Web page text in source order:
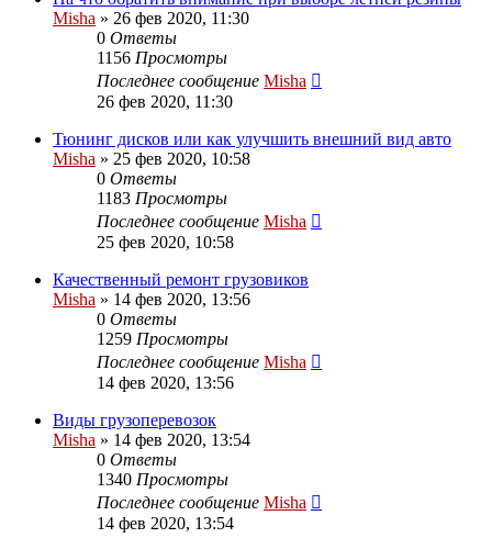
Misha » 26 фев 2020, 11:30
0 Ответы
1156 Просмотры
Последнее сообщение Misha
26 фев 2020, 11:30
Тюнинг дисков или как улучшить внешний вид авто
Misha » 25 фев 2020, 10:58
0 Ответы
1183 Просмотры
Последнее сообщение Misha
25 фев 2020, 10:58
Качественный ремонт грузовиков
Misha » 14 фев 2020, 13:56
0 Ответы
1259 Просмотры
Последнее сообщение Misha
14 фев 2020, 13:56
Виды грузоперевозок
Misha » 14 фев 2020, 13:54
0 Ответы
1340 Просмотры
Последнее сообщение Misha
14 фев 2020, 13:54